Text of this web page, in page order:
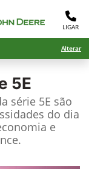
LIGAR
Alterar
5E
série 5E são
do dia
e